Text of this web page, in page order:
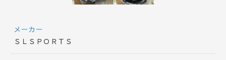
メーカー
ＳＬＳＰＯＲＴＳ